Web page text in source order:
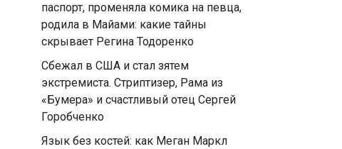
паспорт, променяла комика на певца,
родила в Майами: какие тайны
скрывает Регина Тодоренко
Сбежал в США и стал зятем
экстремиста. Стриптизер, Рама из
«Бумера» и счастливый отец Сергей
Горобченко
Язык без костей: как Меган Маркл